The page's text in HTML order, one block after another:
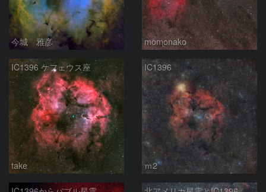
今城 雅彦 momonako
IC1396 ケフェウス座
take
IC1396
ｍ2